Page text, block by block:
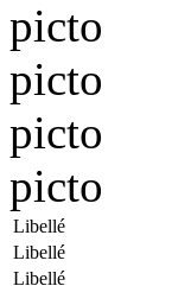
picto
picto
picto
picto
Libellé
Libellé
Libellé